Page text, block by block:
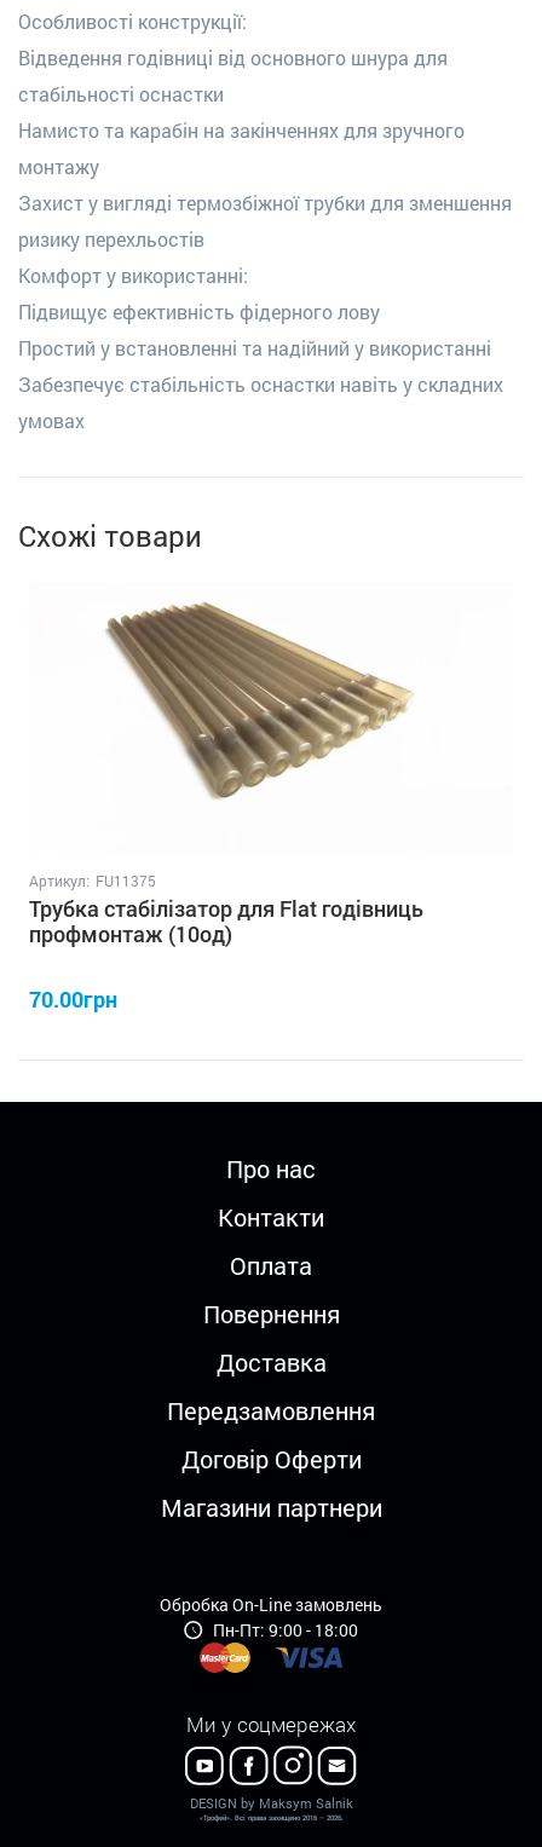
Особливості конструкції:
Відведення годівниці від основного шнура для
стабільності оснастки
Намисто та карабін на закінченнях для зручного
монтажу
Захист у вигляді термозбіжної трубки для зменшення
ризику перехльостів
Комфорт у використанні:
Підвищує ефективність фідерного лову
Простий у встановленні та надійний у використанні
Забезпечує стабільність оснастки навіть у складних
умовах
Схожі товари
Артикул: FU11375
Трубка стабілізатор для Flat годівниць
профмонтаж (10од)
70.00грн
Про нас
Контакти
Оплата
Повернення
Доставка
Передзамовлення
Договір Оферти
Магазини партнери
Обробка On-Line замовлень
Пн-Пт: 9:00 - 18:00
Ми у соцмережах
DESIGN by Maksym Salnik
«Трофей». Всі права захищено 2016 – 2026.